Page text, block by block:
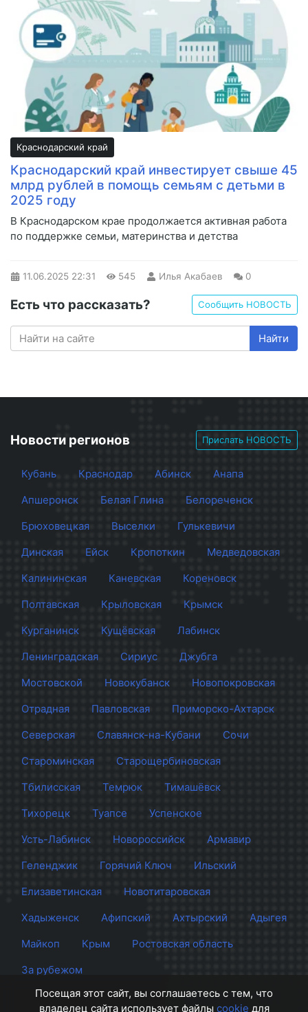
Краснодарский край
Краснодарский край инвестирует свыше 45
млрд рублей в помощь семьям с детьми в
2025 году
В Краснодарском крае продолжается активная работа
по поддержке семьи, материнства и детства
11.06.2025 22:31 545 Илья Акабаев 0
Есть что рассказать? Сообщить НОВОСТЬ
Найти
Новости регионов Прислать НОВОСТЬ
Кубань Краснодар Абинск
Анапа
Апшеронск
Белая Глина
Белореченск
Брюховецкая
Выселки
Гулькевичи
Динская
Ейск Кропоткин
Медведовская
Калининская
Каневская
Кореновск
Полтавская
Крыловская
Крымск
Курганинск
Кущёвская
Лабинск
Ленинградская
Сириус
Джубга
Мостовской
Новокубанск
Новопокровская
Отрадная
Павловская
Приморско-Ахтарск
Северская
Славянск-на-Кубани
Сочи
Староминская
Старощербиновская
Тбилисская
Темрюк
Тимашёвск
Тихорецк
Туапсе
Успенское
Усть-Лабинск
Новороссийск
Армавир
Геленджик
Горячий Ключ
Ильский
Елизаветинская
Новотитаровская
Хадыженск
Афипский Ахтырский
Адыгея
Майкоп
Крым
Ростовская область
За рубежом
Посещая этот сайт, вы соглашаетесь с тем, что
владелец сайта использует файлы cookie для